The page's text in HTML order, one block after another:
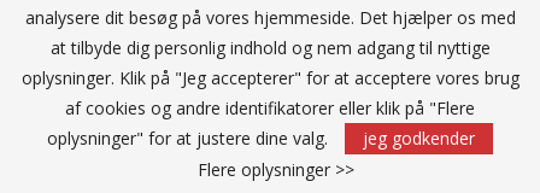
analysere dit besøg på vores hjemmeside. Det hjælper os med
at tilbyde dig personlig indhold og nem adgang til nyttige
oplysninger. Klik på "Jeg accepterer" for at acceptere vores brug
af cookies og andre identifikatorer eller klik på "Flere
oplysninger" for at justere dine valg.
jeg godkender
Flere oplysninger >>